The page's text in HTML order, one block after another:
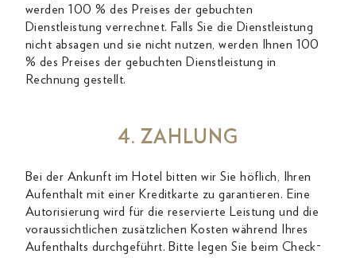
werden 100 % des Preises der gebuchten
Dienstleistung verrechnet. Falls Sie die Dienstleistung
nicht absagen und sie nicht nutzen, werden Ihnen 100
% des Preises der gebuchten Dienstleistung in
Rechnung gestellt.
4. ZAHLUNG
Bei der Ankunft im Hotel bitten wir Sie höflich, Ihren
Aufenthalt mit einer Kreditkarte zu garantieren. Eine
Autorisierung wird für die reservierte Leistung und die
voraussichtlichen zusätzlichen Kosten während Ihres
Aufenthalts durchgeführt. Bitte legen Sie beim Check-